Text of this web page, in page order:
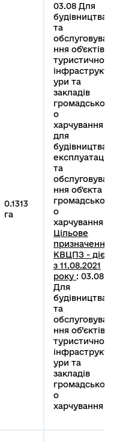
0.1313
га
03.08 Для
будівництва
та
обслуговува
ння об'єктів
туристичної
інфраструкт
ури та
закладів
громадськог
о
харчування
для
будівництва,
експлуатації
та
обслуговува
ння об'єкта
громадськог
о
харчування
Цільове
призначення
КВЦПЗ - діє
з 11.08.2021
року : 03.08
Для
будівництва
та
обслуговува
ння об’єктів
туристичної
інфраструкт
ури та
закладів
громадськог
о
харчування